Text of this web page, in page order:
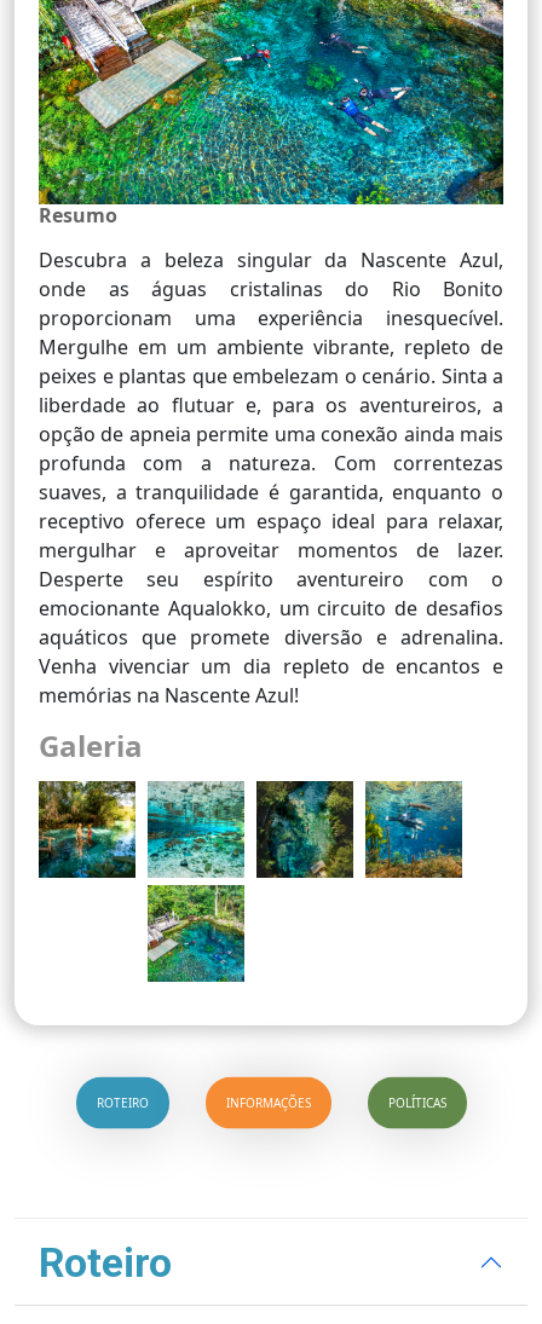
Resumo
Descubra a beleza singular da Nascente Azul,
onde as águas cristalinas do Rio Bonito
proporcionam uma experiência inesquecível.
Mergulhe em um ambiente vibrante, repleto de
peixes e plantas que embelezam o cenário. Sinta a
liberdade ao flutuar e, para os aventureiros, a
opção de apneia permite uma conexão ainda mais
profunda com a natureza. Com correntezas
suaves, a tranquilidade é garantida, enquanto o
receptivo oferece um espaço ideal para relaxar,
mergulhar e aproveitar momentos de lazer.
Desperte seu espírito aventureiro com o
emocionante Aqualokko, um circuito de desafios
aquáticos que promete diversão e adrenalina.
Venha vivenciar um dia repleto de encantos e
memórias na Nascente Azul!
Galeria
ROTEIRO INFORMAÇÕES POLÍTICAS
Roteiro